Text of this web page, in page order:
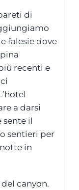
di
falesie dove
recenti e
a darsi
sente il
sentieri per
in
canyon.